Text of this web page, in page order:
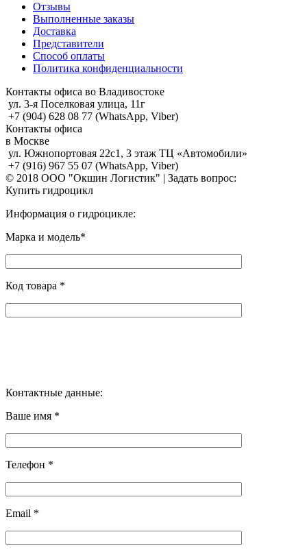
Отзывы
Выполненные заказы
Доставка
Представители
Способ оплаты
Политика конфиденциальности
Контакты офиса во Владивостоке
ул. 3-я Поселковая улица, 11г
+7 (904) 628 08 77 (WhatsApp, Viber)
Контакты офиса
в Москве
ул. Южнопортовая 22с1, 3 этаж ТЦ «Автомобили»
+7 (916) 967 55 07 (WhatsApp, Viber)
© 2018 ООО "Окшин Логистик" | Задать вопрос:
Купить гидроцикл
Информация о гидроцикле:
Марка и модель*
Код товара *
Контактные данные:
Ваше имя *
Телефон *
Email *